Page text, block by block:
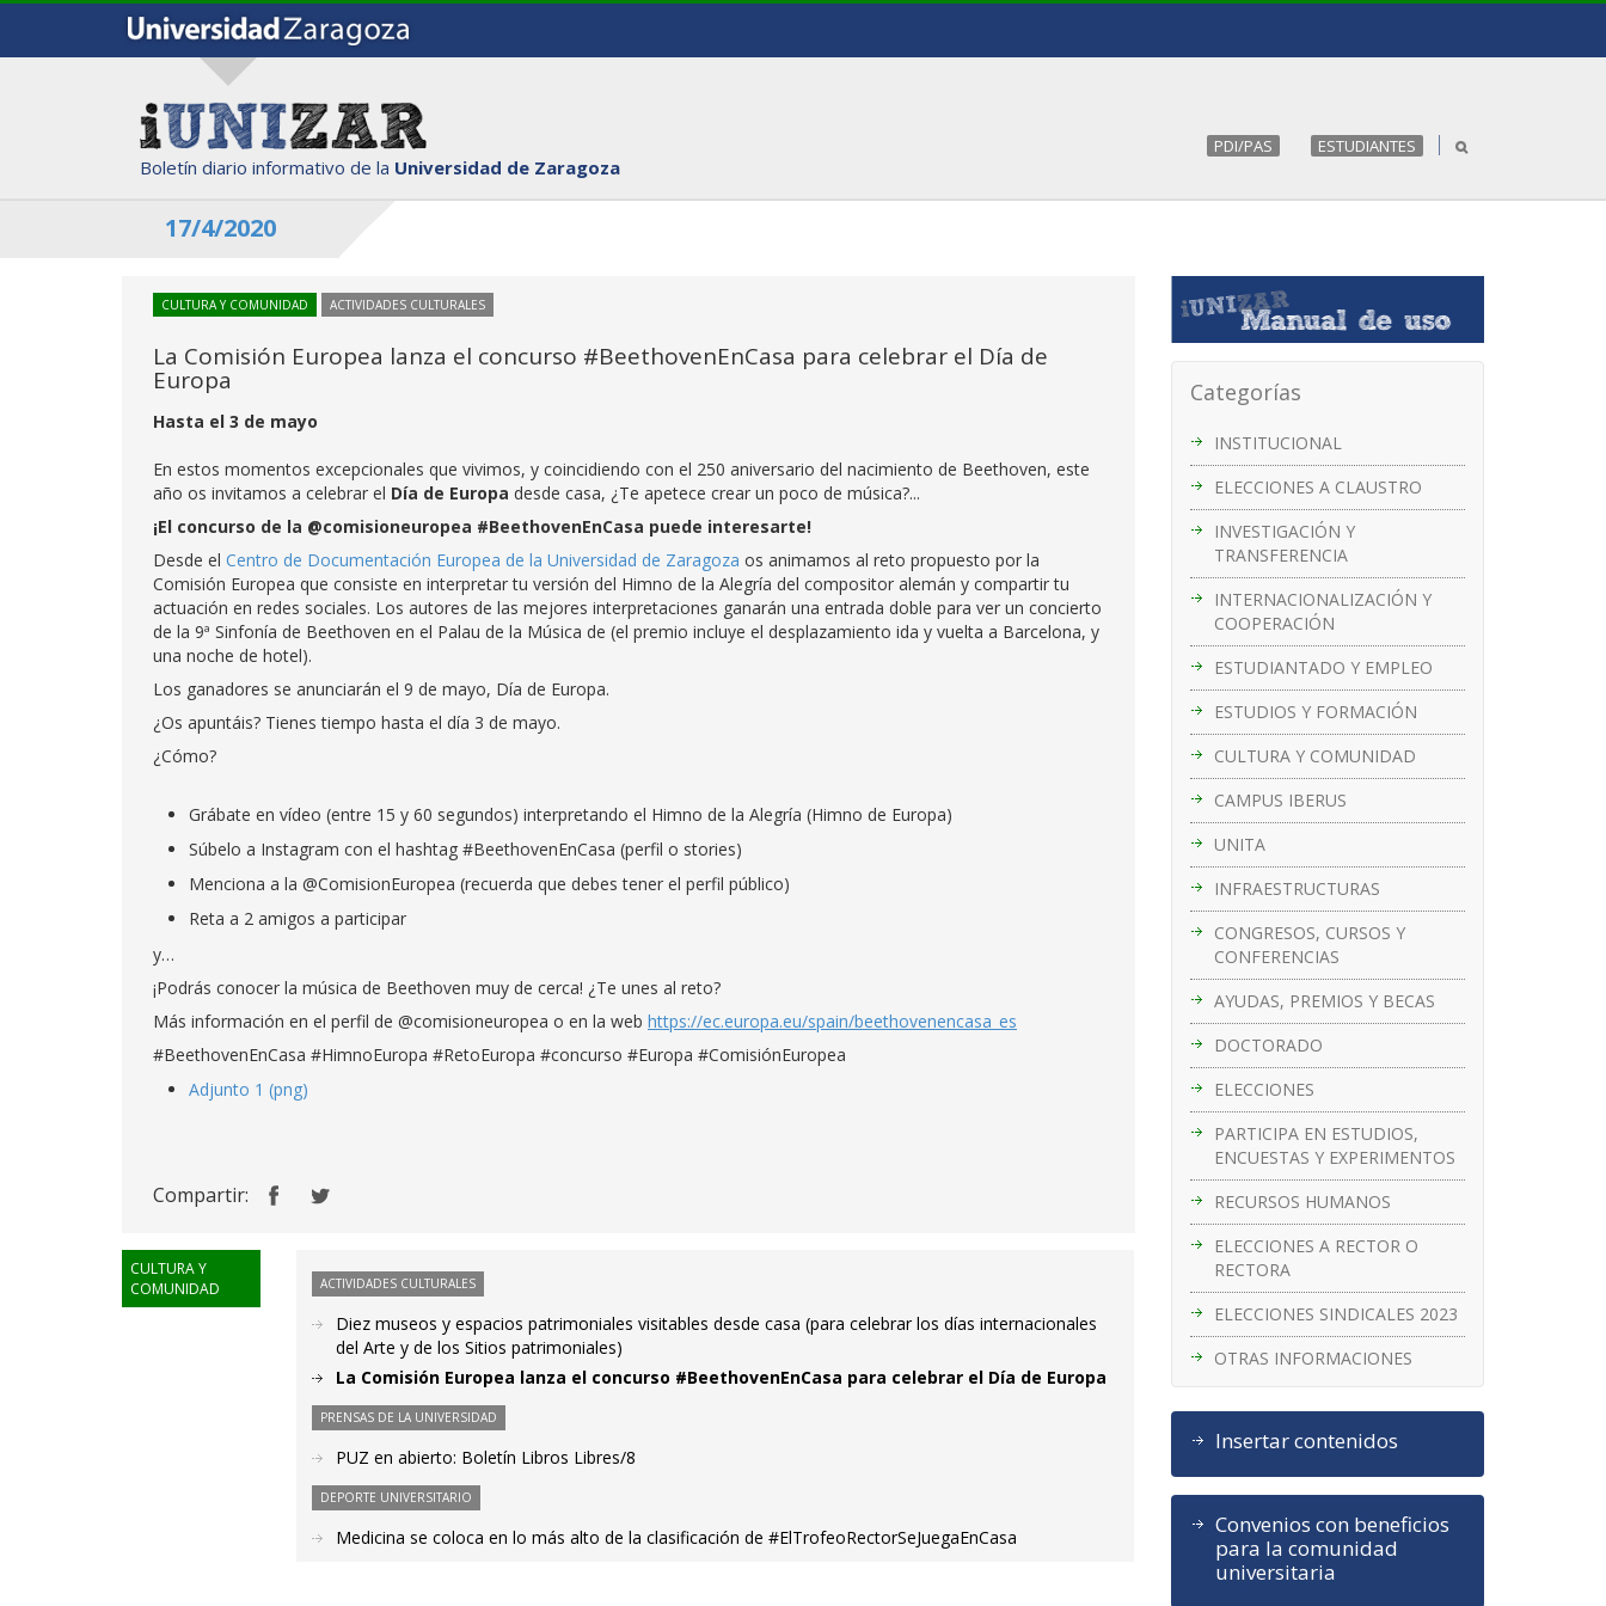
Boletín diario informativo de la Universidad de Zaragoza
PDI/PAS ESTUDIANTES
17/4/2020
Categorías
INSTITUCIONAL
ELECCIONES A CLAUSTRO
INVESTIGACIÓN Y
TRANSFERENCIA
INTERNACIONALIZACIÓN Y
COOPERACIÓN
ESTUDIANTADO Y EMPLEO
ESTUDIOS Y FORMACIÓN
CULTURA Y COMUNIDAD
CAMPUS IBERUS
UNITA
INFRAESTRUCTURAS
CONGRESOS, CURSOS Y
CONFERENCIAS
AYUDAS, PREMIOS Y BECAS
DOCTORADO
ELECCIONES
PARTICIPA EN ESTUDIOS,
ENCUESTAS Y EXPERIMENTOS
RECURSOS HUMANOS
ELECCIONES A RECTOR O
RECTORA
ELECCIONES SINDICALES 2023
OTRAS INFORMACIONES
Insertar contenidos
Convenios con beneficios
para la comunidad
universitaria
CULTURA Y COMUNIDAD ACTIVIDADES CULTURALES
La Comisión Europea lanza el concurso #BeethovenEnCasa para celebrar el Día de
Europa
Hasta el 3 de mayo
En estos momentos excepcionales que vivimos, y coincidiendo con el 250 aniversario del nacimiento de Beethoven, este
año os invitamos a celebrar el Día de Europa desde casa, ¿Te apetece crear un poco de música?...
¡El concurso de la @comisioneuropea #BeethovenEnCasa puede interesarte!
Desde el Centro de Documentación Europea de la Universidad de Zaragoza os animamos al reto propuesto por la
Comisión Europea que consiste en interpretar tu versión del Himno de la Alegría del compositor alemán y compartir tu
actuación en redes sociales. Los autores de las mejores interpretaciones ganarán una entrada doble para ver un concierto
de la 9ª Sinfonía de Beethoven en el Palau de la Música de (el premio incluye el desplazamiento ida y vuelta a Barcelona, y
una noche de hotel).
Los ganadores se anunciarán el 9 de mayo, Día de Europa.
¿Os apuntáis? Tienes tiempo hasta el día 3 de mayo.
¿Cómo?
Grábate en vídeo (entre 15 y 60 segundos) interpretando el Himno de la Alegría (Himno de Europa)
Súbelo a Instagram con el hashtag #BeethovenEnCasa (perfil o stories)
Menciona a la @ComisionEuropea (recuerda que debes tener el perfil público)
Reta a 2 amigos a participar
y…
¡Podrás conocer la música de Beethoven muy de cerca! ¿Te unes al reto?
Más información en el perfil de @comisioneuropea o en la web https://ec.europa.eu/spain/beethovenencasa_es
#BeethovenEnCasa #HimnoEuropa #RetoEuropa #concurso #Europa #ComisiónEuropea
Adjunto 1 (png)
Compartir:
CULTURA Y
COMUNIDAD
ACTIVIDADES CULTURALES
Diez museos y espacios patrimoniales visitables desde casa (para celebrar los días internacionales
del Arte y de los Sitios patrimoniales)
La Comisión Europea lanza el concurso #BeethovenEnCasa para celebrar el Día de Europa
PRENSAS DE LA UNIVERSIDAD
PUZ en abierto: Boletín Libros Libres/8
DEPORTE UNIVERSITARIO
Medicina se coloca en lo más alto de la clasificación de #ElTrofeoRectorSeJuegaEnCasa